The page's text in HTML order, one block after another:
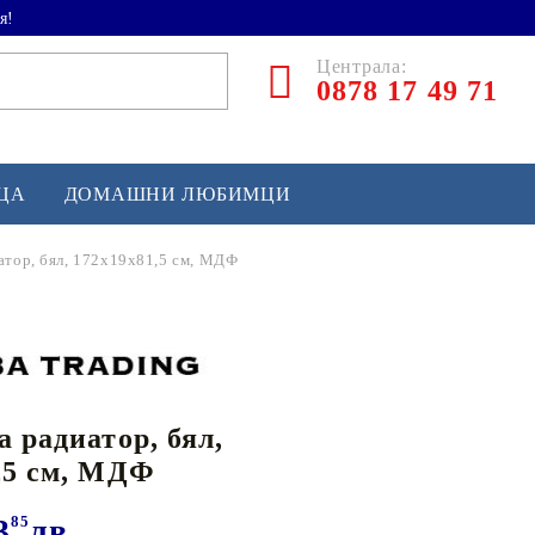
Централа:
0878 17 49 71
и софтбол
и лакрос
спортно оборудване
ДОМАШНИ ЛЮБИМЦИ
бял, 172x19x81,5 см, МДФ
радиатор, бял,
см, МДФ
85